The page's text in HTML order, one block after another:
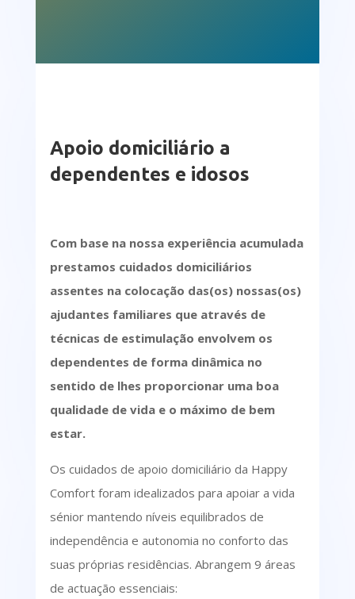
Apoio domiciliário a
dependentes e idosos
Com base na nossa experiência acumulada
prestamos cuidados domiciliários
assentes na colocação das(os) nossas(os)
ajudantes familiares que através de
técnicas de estimulação envolvem os
dependentes de forma dinâmica no
sentido de lhes proporcionar uma boa
qualidade de vida e o máximo de bem
estar.
Os cuidados de apoio domiciliário da Happy
Comfort foram idealizados para apoiar a vida
sénior mantendo níveis equilibrados de
independência e autonomia no conforto das
suas próprias residências. Abrangem 9 áreas
de actuação essenciais: